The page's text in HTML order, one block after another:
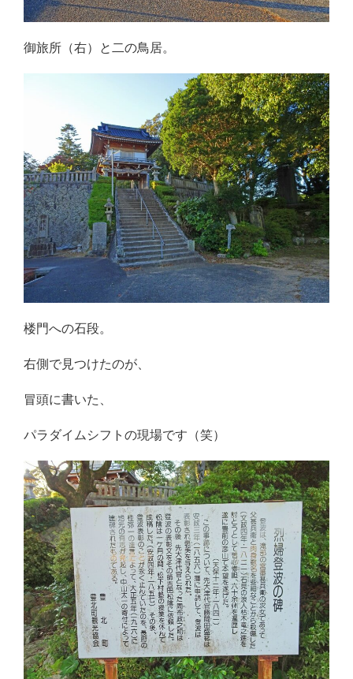
御旅所（右）と二の鳥居。
楼門への石段。
右側で見つけたのが、
冒頭に書いた、
パラダイムシフトの現場です（笑）